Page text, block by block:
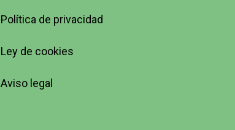
Política de privacidad
Ley de cookies
Aviso legal